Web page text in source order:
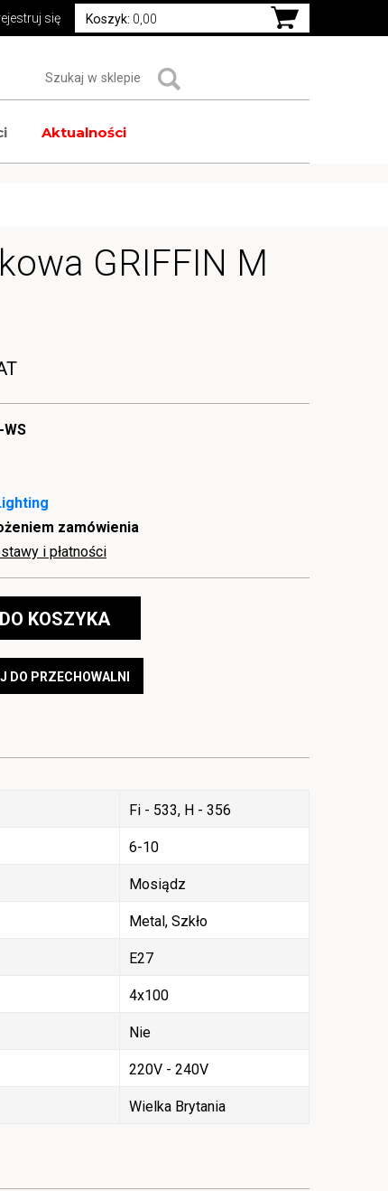
się Koszyk: 0,00
Aktualności
GRIFFIN M
WS
zamówienia
i płatności
DO KOSZYKA
DO PRZECHOWALNI
Fi - 533, H - 356
6-10
Mosiądz
Metal, Szkło
E27
4x100
Nie
220V - 240V
Wielka Brytania